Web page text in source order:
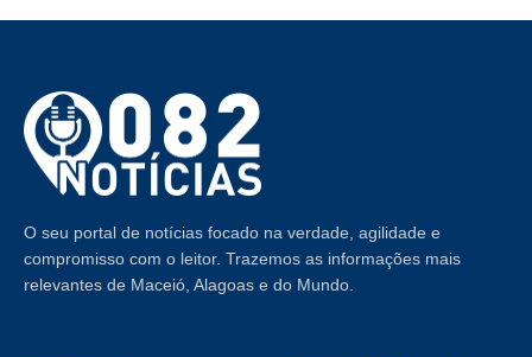
O seu portal de notícias focado na verdade, agilidade e
compromisso com o leitor. Trazemos as informações mais
relevantes de Maceió, Alagoas e do Mundo.